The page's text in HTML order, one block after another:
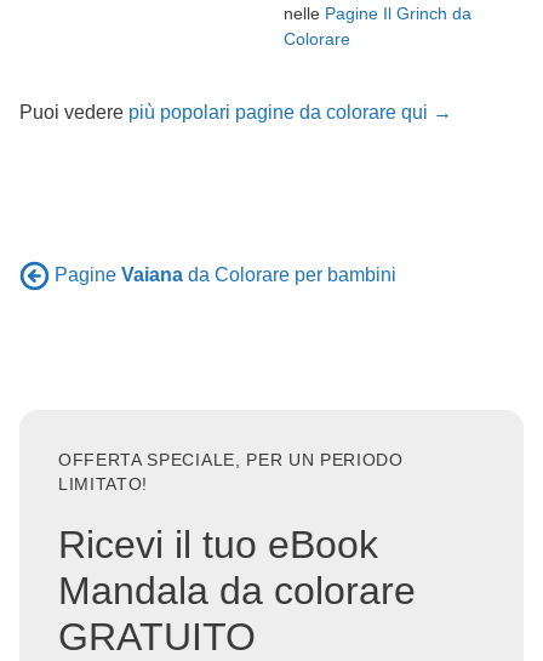
nelle Pagine Il Grinch da
Colorare
Puoi vedere più popolari pagine da colorare qui →
Pagine Vaiana da Colorare per bambini
OFFERTA SPECIALE, PER UN PERIODO
LIMITATO!
Ricevi il tuo eBook
Mandala da colorare
GRATUITO